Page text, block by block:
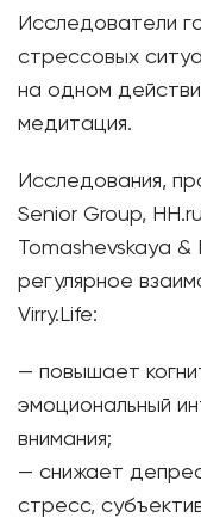
Исследователи
стрессовых
на одном
медитация.
Исследования,
Senior Group,
Tomashevskaya &
регулярное
Virry.Life:
— повышает
эмоциональный
внимания;
— снижает
стресс,